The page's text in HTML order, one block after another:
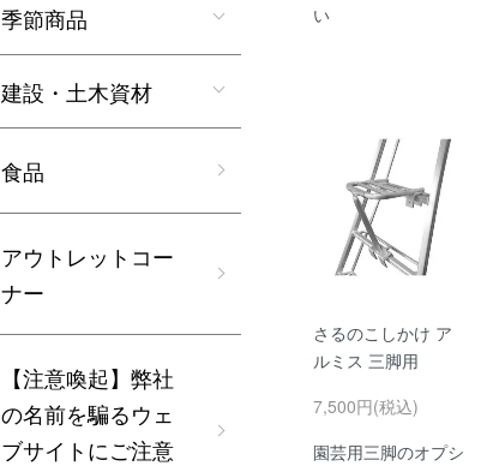
い
さるのこしかけ ア
ルミス 三脚用
7,500円(税込)
園芸用三脚のオプシ
季節商品
建設・土木資材
食品
アウトレットコー
ナー
【注意喚起】弊社
の名前を騙るウェ
ブサイトにご注意